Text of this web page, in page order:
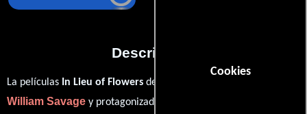
Cookies
Descripción
La películas In Lieu of Flowers del año 2013, está dirigida por
William Savage y protagonizada por